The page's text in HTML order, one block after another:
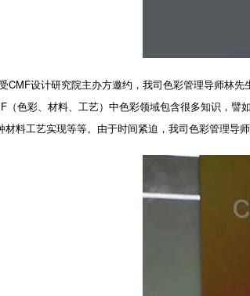
设计研究院主办方邀约，我司色彩管理导师林
（色彩、材料、工艺）中色彩领域包含很多知识，
料工艺实现等等。由于时间紧迫，我司色彩管理导